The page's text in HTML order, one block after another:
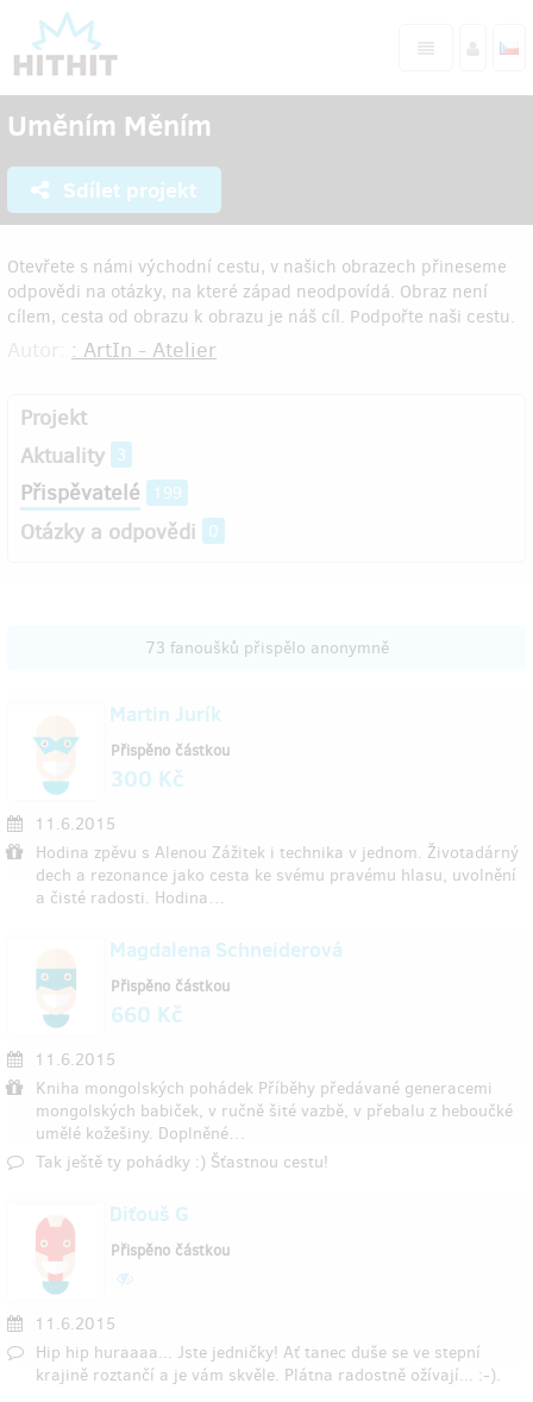
Uměním Měním
Sdílet projekt
Otevřete s námi východní cestu, v našich obrazech přineseme
odpovědi na otázky, na které západ neodpovídá. Obraz není
cílem, cesta od obrazu k obrazu je náš cíl. Podpořte naši cestu.
: ArtIn - Atelier
Projekt
Aktuality 3
Přispěvatelé 199
Otázky a odpovědi 0
73 fanoušků přispělo anonymně
Martin Jurík
11.6.2015
Hodina zpěvu s Alenou Zážitek i technika v jednom. Životadárný
dech a rezonance jako cesta ke svému pravému hlasu, uvolnění
a čisté radosti. Hodina…
Přispěno částkou
300 Kč
Magdalena Schneiderová
11.6.2015
Kniha mongolských pohádek Příběhy předávané generacemi
mongolských babiček, v ručně šité vazbě, v přebalu z heboučké
umělé kožešiny. Doplněné…
Tak ještě ty pohádky :) Šťastnou cestu!
Přispěno částkou
660 Kč
Diťouš G
11.6.2015
Hip hip huraaaa... Jste jedničky! Ať tanec duše se ve stepní
krajině roztančí a je vám skvěle. Plátna radostně ožívají... :-).
Přispěno částkou